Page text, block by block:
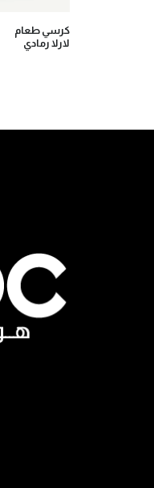
كرسي طعام
لارلا رمادي